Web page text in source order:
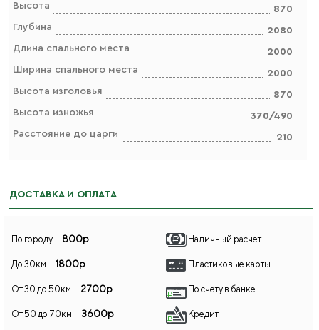
Высота
870
Глубина
2080
Длина спального места
2000
Ширина спального места
2000
Высота изголовья
870
Высота изножья
370/490
Расстояние до царги
210
ДОСТАВКА И ОПЛАТА
По городу - 800р
До 30км - 1800р
От 30 до 50км - 2700р
От 50 до 70км - 3600р
Наличный расчет
Пластиковые карты
По счету в банке
Кредит